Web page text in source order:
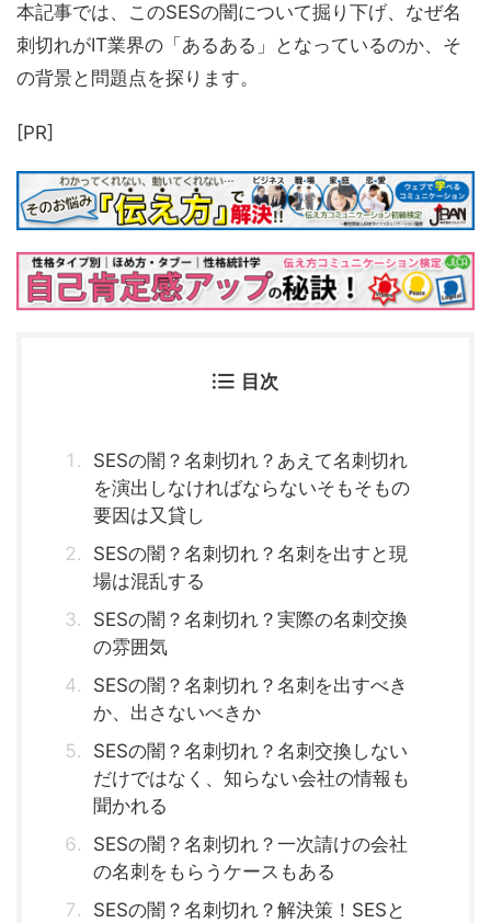
本記事では、このSESの闇について掘り下げ、なぜ名
刺切れがIT業界の「あるある」となっているのか、そ
の背景と問題点を探ります。
[PR]
目次
SESの闇？名刺切れ？あえて名刺切れ
を演出しなければならないそもそもの
要因は又貸し
SESの闇？名刺切れ？名刺を出すと現
場は混乱する
SESの闇？名刺切れ？実際の名刺交換
の雰囲気
SESの闇？名刺切れ？名刺を出すべき
か、出さないべきか
SESの闇？名刺切れ？名刺交換しない
だけではなく、知らない会社の情報も
聞かれる
SESの闇？名刺切れ？一次請けの会社
の名刺をもらうケースもある
SESの闇？名刺切れ？解決策！SESと